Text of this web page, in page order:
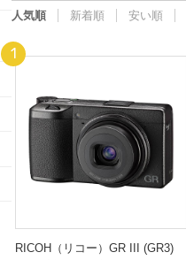
人気順 新着順 安い順
RICOH（リコー）GR III (GR3)